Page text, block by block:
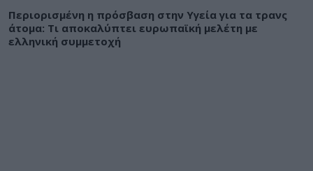
Περιορισμένη η πρόσβαση στην Υγεία για τα τρανς
άτομα: Τι αποκαλύπτει ευρωπαϊκή μελέτη με
ελληνική συμμετοχή